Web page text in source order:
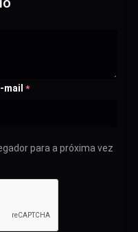
mail *
para a próxima vez